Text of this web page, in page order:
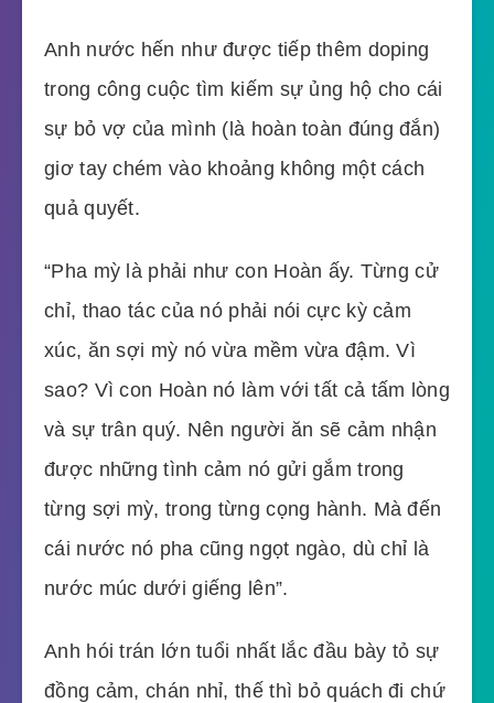
Anh nước hến như được tiếp thêm doping
trong công cuộc tìm kiếm sự ủng hộ cho cái
sự bỏ vợ của mình (là hoàn toàn đúng đắn)
giơ tay chém vào khoảng không một cách
quả quyết.
“Pha mỳ là phải như con Hoàn ấy. Từng cử
chỉ, thao tác của nó phải nói cực kỳ cảm
xúc, ăn sợi mỳ nó vừa mềm vừa đậm. Vì
sao? Vì con Hoàn nó làm với tất cả tấm lòng
và sự trân quý. Nên người ăn sẽ cảm nhận
được những tình cảm nó gửi gắm trong
từng sợi mỳ, trong từng cọng hành. Mà đến
cái nước nó pha cũng ngọt ngào, dù chỉ là
nước múc dưới giếng lên”.
Anh hói trán lớn tuổi nhất lắc đầu bày tỏ sự
đồng cảm, chán nhỉ, thế thì bỏ quách đi chứ